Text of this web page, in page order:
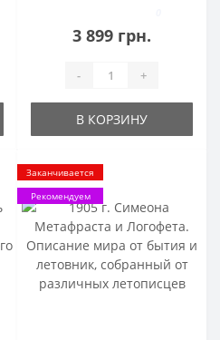
год
3 899 грн.
- +
В КОРЗИНУ
Заканчивается
Рекомендуем